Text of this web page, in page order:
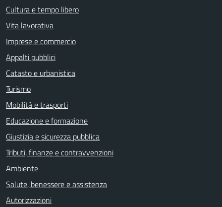
Cultura e tempo libero
Vita lavorativa
Imprese e commercio
Appalti pubblici
Catasto e urbanistica
Turismo
Mobilità e trasporti
Educazione e formazione
Giustizia e sicurezza pubblica
Tributi, finanze e contravvenzioni
Ambiente
Salute, benessere e assistenza
Autorizzazioni